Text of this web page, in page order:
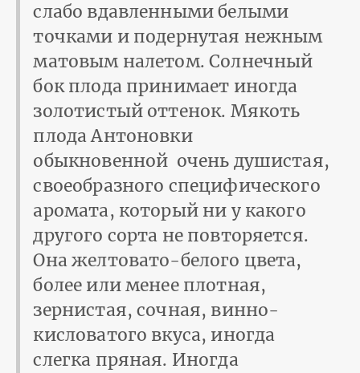
слабо вдавленными белыми
точками и подернутая нежным
матовым налетом. Солнечный
бок плода принимает иногда
золотистый оттенок. Мякоть
плода Антоновки
обыкновенной очень душистая,
своеобразного специфического
аромата, который ни у какого
другого сорта не повторяется.
Она желтовато-белого цвета,
более или менее плотная,
зернистая, сочная, винно-
кисловатого вкуса, иногда
слегка пряная. Иногда